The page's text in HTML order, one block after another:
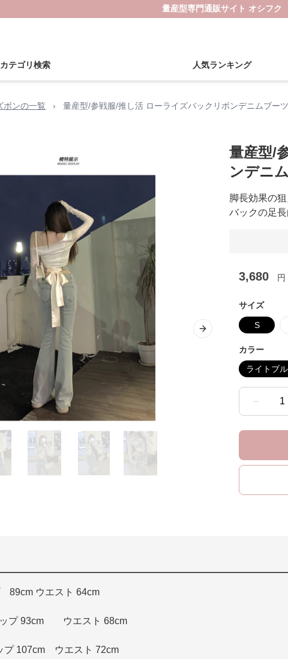
量産型専門通販サイト オシフク
カテゴリ検索 人気ランキング
ボンの一覧 › 量産型/参戦服/推し活 ローライズバックリボンデニムブー
Next slide
量産型/
ンデニ
脚長効果の
バックの足
3,680 円
サイズ
S
カラー
ライトブ
1
89cm ウエスト 64cm
プ 93cm ウエスト 68cm
107cm ウエスト 72cm